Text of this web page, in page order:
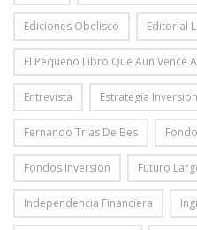
Ediciones Obelisco Editorial
El Pequeño Libro Que Aun Vence
Entrevista Estrategia Inversion
Fernando Trias De Bes
Fondos Inversion Futuro
Independencia Financiera